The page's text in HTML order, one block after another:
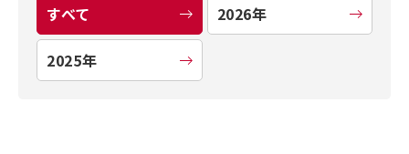
すべて
2026年
2025年